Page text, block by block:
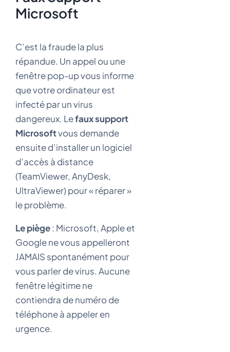
Microsoft
C’est la fraude la plus
répandue. Un appel ou une
fenêtre pop-up vous informe
que votre ordinateur est
infecté par un virus
dangereux. Lefaux support
Microsoftvous demande
ensuite d’installer un logiciel
d’accès à distance
(TeamViewer, AnyDesk,
UltraViewer) pour « réparer »
le problème.
Le piège: Microsoft, Apple et
Google ne vous appelleront
JAMAIS spontanément pour
vous parler de virus. Aucune
fenêtre légitime ne
contiendra de numéro de
téléphone à appeler en
urgence.